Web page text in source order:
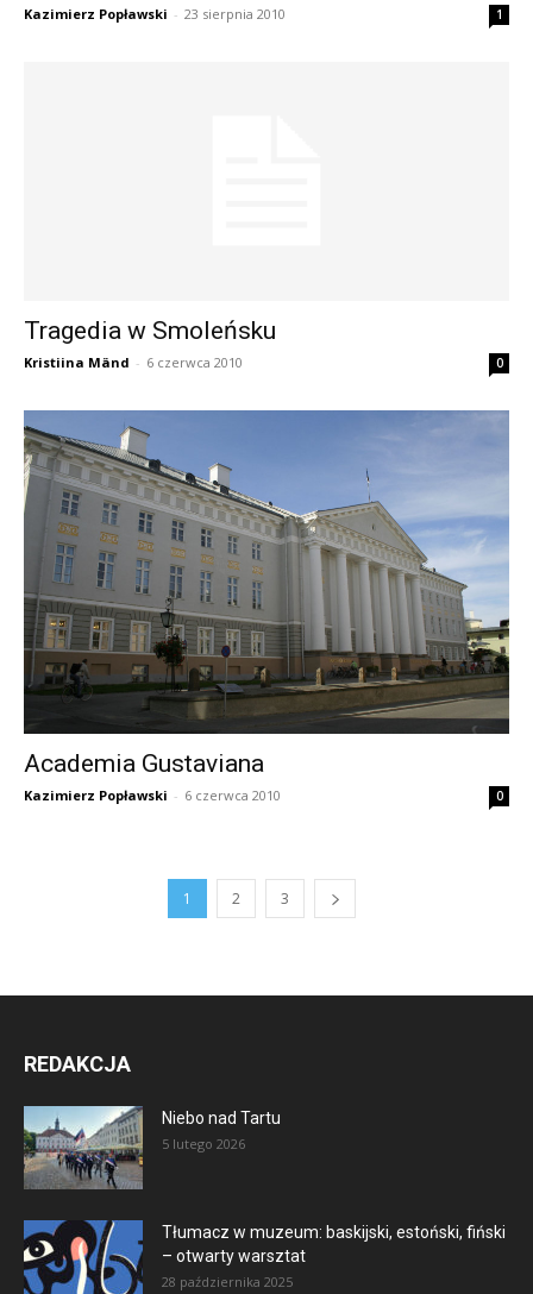
Kazimierz Popławski - 23 sierpnia 2010 1
Tragedia w Smoleńsku
Kristiina Mänd - 6 czerwca 2010 0
Academia Gustaviana
Kazimierz Popławski - 6 czerwca 2010 0
1 2 3
REDAKCJA
Niebo nad Tartu
5 lutego 2026
Tłumacz w muzeum: baskijski, estoński, fiński
– otwarty warsztat
28 października 2025